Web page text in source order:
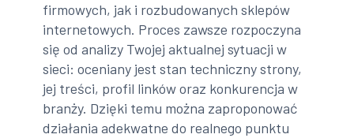
firmowych, jak i rozbudowanych sklepów
internetowych. Proces zawsze rozpoczyna
się od analizy Twojej aktualnej sytuacji w
sieci: oceniany jest stan techniczny strony,
jej treści, profil linków oraz konkurencja w
branży. Dzięki temu można zaproponować
działania adekwatne do realnego punktu